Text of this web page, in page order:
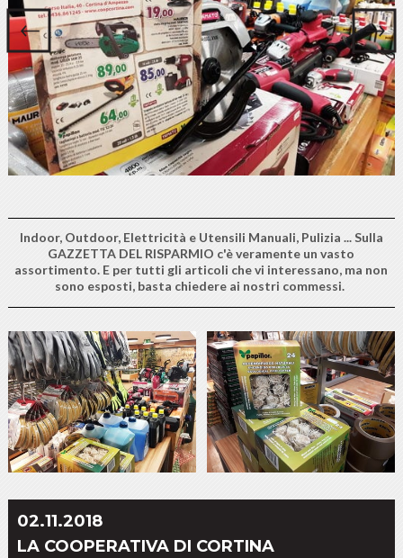
Indoor, Outdoor, Elettricità e Utensili Manuali, Pulizia ... Sulla
GAZZETTA DEL RISPARMIO c'è veramente un vasto
assortimento. E per tutti gli articoli che vi interessano, ma non
sono esposti, basta chiedere ai nostri commessi.
02.11.2018
LA COOPERATIVA DI CORTINA